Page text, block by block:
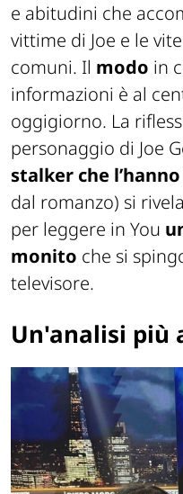
e abitudini che
vittime di Joe e le
comuni. Il modo in
informazioni è al
oggigiorno. La
personaggio di Joe
stalker che
dal romanzo) si
per leggere in You
monito che si
televisore.
Un'analisi più